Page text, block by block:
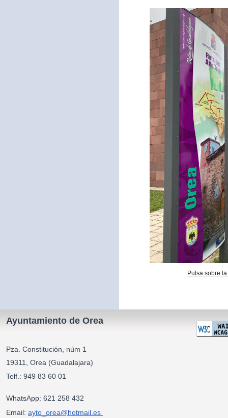
Pulsa sobre
Ayuntamiento de Orea
Pza. Constitución, núm 1
19311, Orea (Guadalajara)
Telf.: 949 83 60 01
WhatsApp: 621 258 432
Email: ayto_orea@hotmail.es